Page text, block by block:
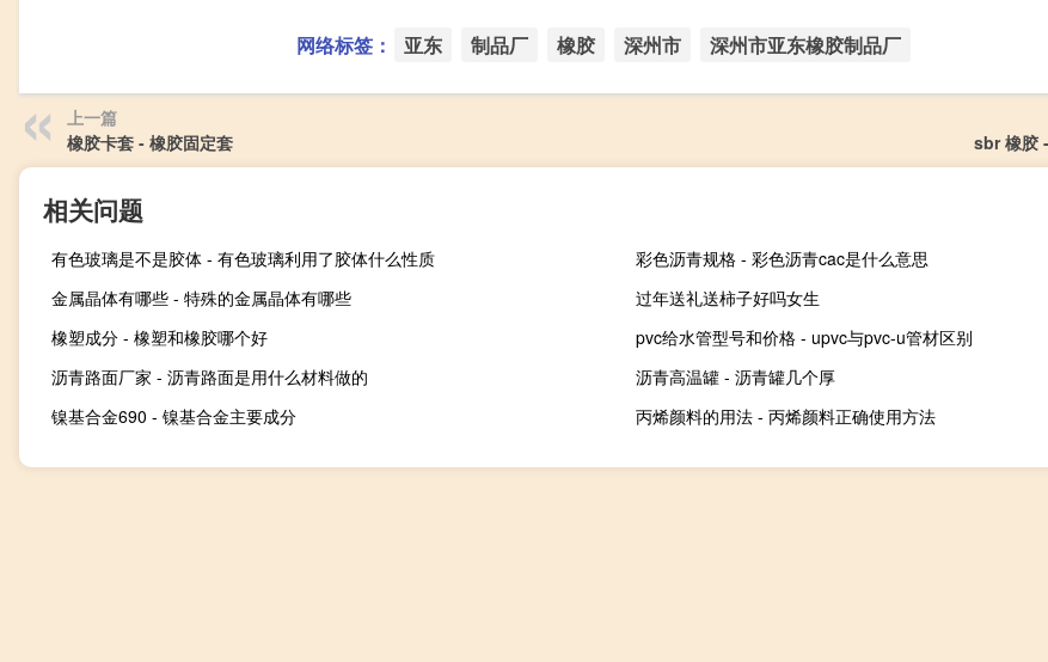
网络标签： 亚东 制品厂 橡胶 深州市 深州市亚东橡胶制品厂
上一篇
橡胶卡套 - 橡胶固定套
sbr 橡胶
相关问题
有色玻璃是不是胶体 - 有色玻璃利用了胶体什么性质
彩色沥青规格 - 彩色沥青cac是什么意思
金属晶体有哪些 - 特殊的金属晶体有哪些
过年送礼送柿子好吗女生
橡塑成分 - 橡塑和橡胶哪个好
pvc给水管型号和价格 - upvc与pvc-u管材区别
沥青路面厂家 - 沥青路面是用什么材料做的
沥青高温罐 - 沥青罐几个厚
镍基合金690 - 镍基合金主要成分
丙烯颜料的用法 - 丙烯颜料正确使用方法